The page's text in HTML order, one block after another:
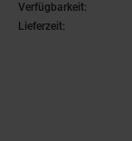
Verfügbarkeit:
Lieferzeit: